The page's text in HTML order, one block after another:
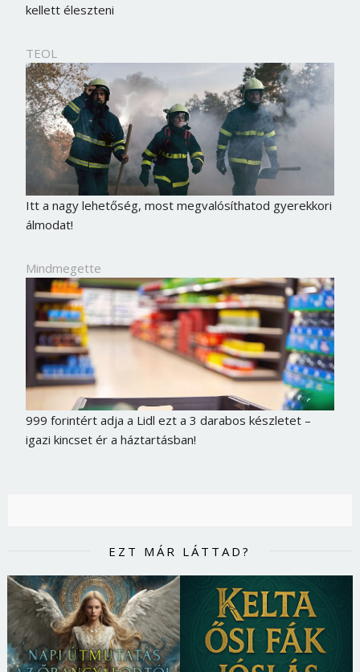
kellett éleszteni
TEOL
Itt a nagy lehetőség, most megvalósíthatod gyerekkori
álmodat!
Mindmegette
999 forintért adja a Lidl ezt a 3 darabos készletet –
igazi kincset ér a háztartásban!
EZT MÁR LÁTTAD?